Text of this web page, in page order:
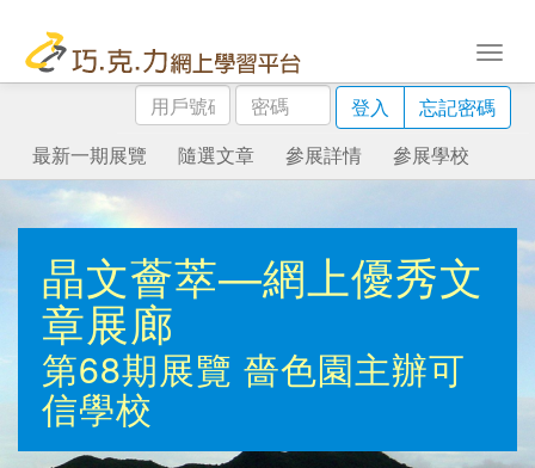
用
戶
號
碼
密
碼
登入
忘記密碼
最新一期展覽
隨選文章 參展詳情 參展學校
晶文薈萃—網上優秀文
章展廊
第68期展覽 嗇色園主辦可
信學校